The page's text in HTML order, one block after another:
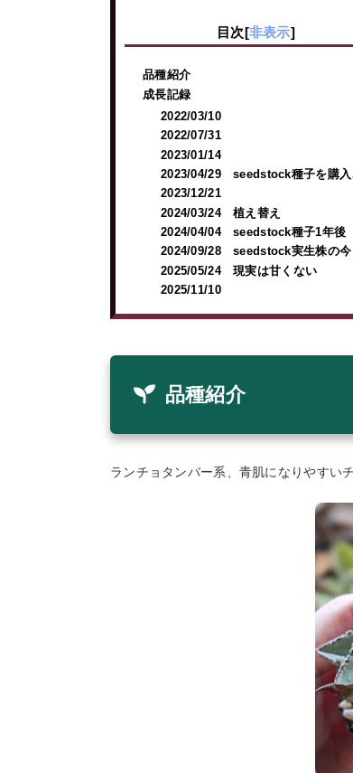
目次 [非表示]
品種紹介
成長記録
2022/03/10
2022/07/31
2023/01/14
2023/04/29 seedstock種子を購入
2023/12/21
2024/03/24 植え替え
2024/04/04 seedstock種子1年後
2024/09/28 seedstock実生株の今
2025/05/24 現実は甘くない
2025/11/10
品種紹介
ランチョタンバー系、青肌になりやすい